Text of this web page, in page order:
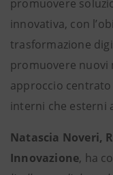
promuovere
innovativa, con
trasformazione
promuovere nuovi
approccio centrato
interni che esterni
Natascia Noveri,
Innovazione, ha